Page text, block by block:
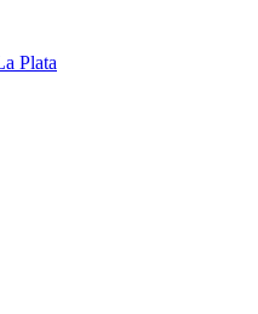
Plata